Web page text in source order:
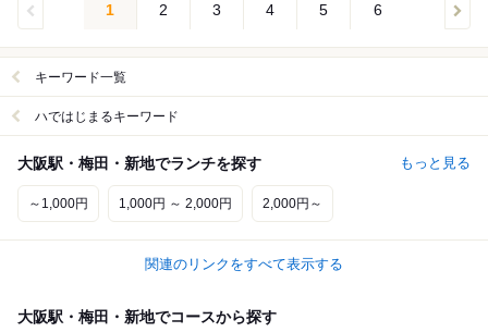
1 2 3 4 5 6
キーワード一覧
ハではじまるキーワード
大阪駅・梅田・新地でランチを探す もっと見る
～1,000円 1,000円 ～ 2,000円 2,000円～
関連のリンクをすべて表示する
大阪駅・梅田・新地でコースから探す